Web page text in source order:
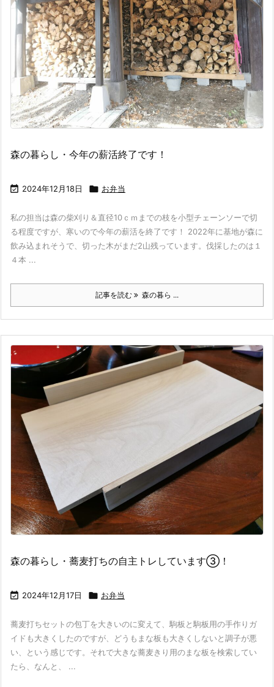
森の暮らし・今年の薪活終了です！
 2024年12月18日  お弁当
私の担当は森の柴刈り＆直径10ｃｍまでの枝を小型チェーンソーで切
る程度ですが、寒いので今年の薪活を終了です！ 2022年に基地が森に
飲み込まれそうで、切った木がまだ2山残っています。伐採したのは１
４本 ...
記事を読む 森の暮ら ...
森の暮らし・蕎麦打ちの自主トレしています③！
 2024年12月17日  お弁当
蕎麦打ちセットの包丁を大きいのに変えて、駒板と駒板用の手作りガ
イドも大きくしたのですが、どうもまな板も大きくしないと調子が悪
い、という感じです。それで大きな蕎麦きり用のまな板を検索してい
たら、なんと、 ...